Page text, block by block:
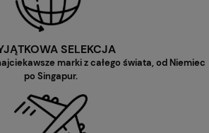
SELEKCJA
marki z całego świata, od Niemiec
po Singapur.